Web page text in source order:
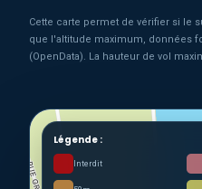
Cette carte permet de vérifier si le
que l'altitude maximum, données
(OpenData). La hauteur de vol
Légende :
Interdit